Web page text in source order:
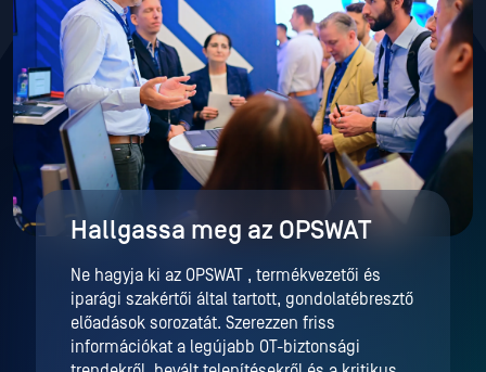
Hallgassa meg az OPSWAT
Ne hagyja ki az OPSWAT , termékvezetői és
iparági szakértői által tartott, gondolatébresztő
előadások sorozatát. Szerezzen friss
információkat a legújabb OT-biztonsági